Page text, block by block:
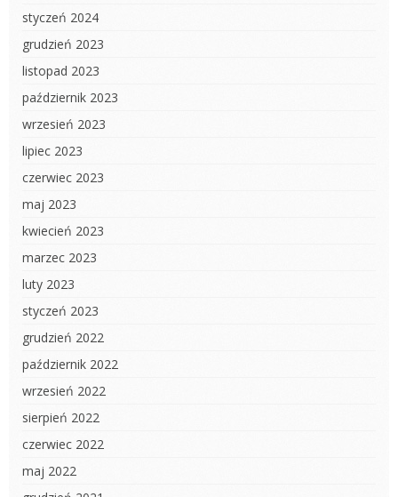
styczeń 2024
grudzień 2023
listopad 2023
październik 2023
wrzesień 2023
lipiec 2023
czerwiec 2023
maj 2023
kwiecień 2023
marzec 2023
luty 2023
styczeń 2023
grudzień 2022
październik 2022
wrzesień 2022
sierpień 2022
czerwiec 2022
maj 2022